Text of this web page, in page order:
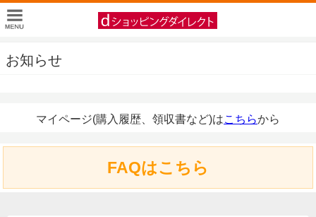
お知らせ
マイページ(購入履歴、領収書など)はこちらから
FAQはこちら